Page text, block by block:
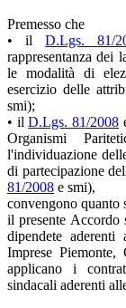
Premesso che
• ilD.Lgs. 81/
rappresentanza dei
le modalità di
esercizio delle
smi);
• ilD.Lgs. 81/2008
Organismi
l'individuazione
di partecipazione
81/2008 e smi),
convengono quanto
il presente Accordo
dipendete aderenti
Imprese Piemonte,
applicano i
sindacali aderenti